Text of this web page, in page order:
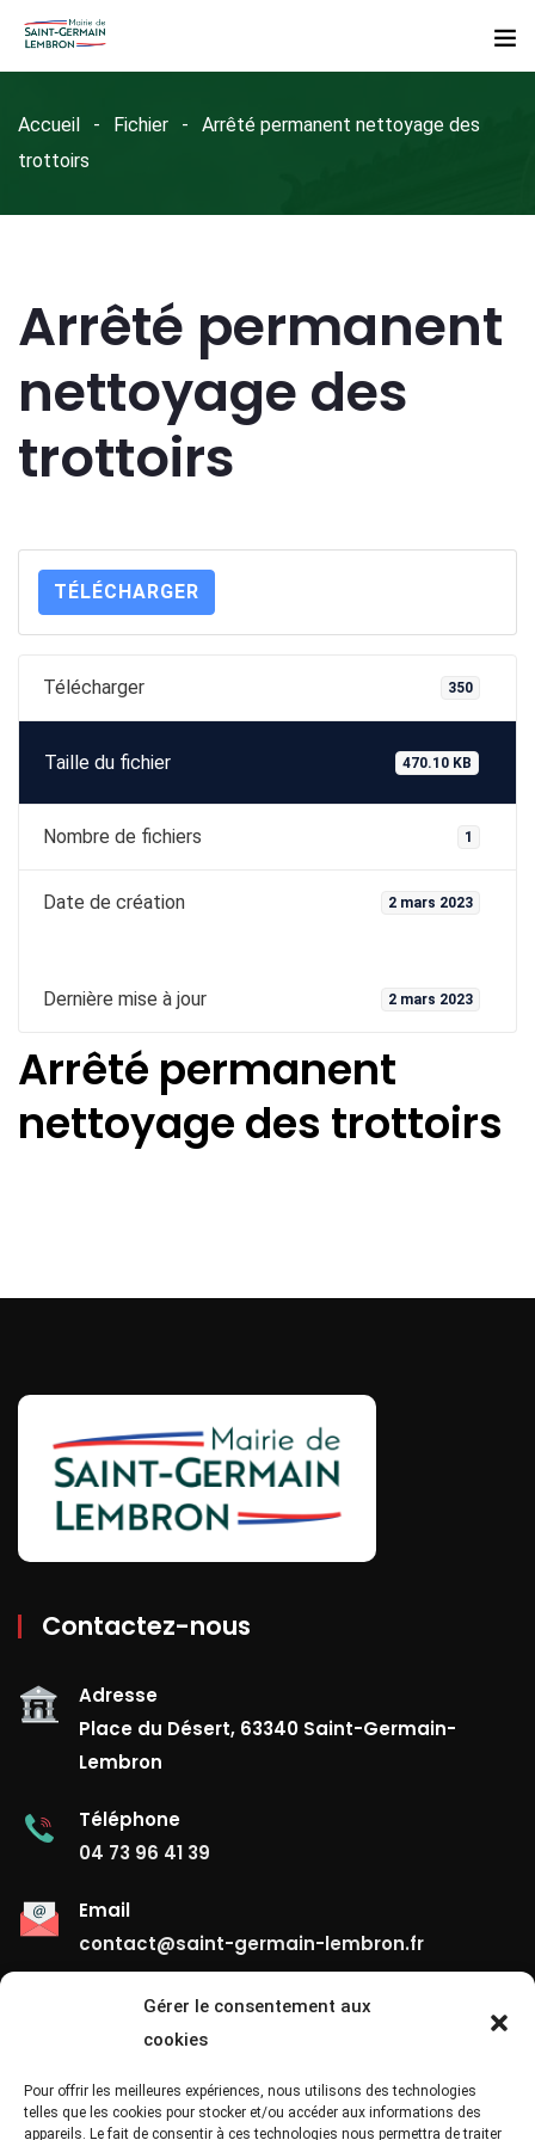
Gérer le consentement aux
cookies
Pour offrir les meilleures expériences, nous utilisons des technologies
telles que les cookies pour stocker et/ou accéder aux informations des
appareils. Le fait de consentir à ces technologies nous permettra de traiter
Accueil Fichier
Arrêté permanent nettoyage des
trottoirs
Arrêté permanent
nettoyage des
trottoirs
TÉLÉCHARGER
Télécharger 350
Taille du fichier 470.10 KB
Nombre de fichiers 1
Date de création 2 mars 2023
Dernière mise à jour 2 mars 2023
Arrêté permanent
nettoyage des trottoirs
Contactez-nous
Adresse
Place du Désert, 63340 Saint-Germain-
Lembron
Téléphone
04 73 96 41 39
Email
contact@saint-germain-lembron.fr
Liens Utiles
Contact